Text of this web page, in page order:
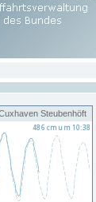
Steubenhöft